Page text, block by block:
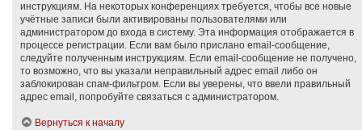
инструкциям. На некоторых конференциях требуется, чтобы все новые
учётные записи были активированы пользователями или
администратором до входа в систему. Эта информация отображается в
процессе регистрации. Если вам было прислано email-сообщение,
следуйте полученным инструкциям. Если email-сообщение не получено,
то возможно, что вы указали неправильный адрес email либо он
заблокирован спам-фильтром. Если вы уверены, что ввели правильный
адрес email, попробуйте связаться с администратором.
Вернуться к началу